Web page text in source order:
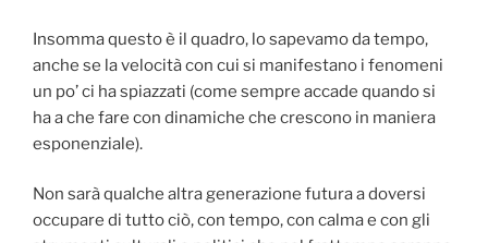
Insomma questo è il quadro, lo sapevamo da tempo,
anche se la velocità con cui si manifestano i fenomeni
un po’ ci ha spiazzati (come sempre accade quando si
ha a che fare con dinamiche che crescono in maniera
esponenziale).
Non sarà qualche altra generazione futura a doversi
occupare di tutto ciò, con tempo, con calma e con gli